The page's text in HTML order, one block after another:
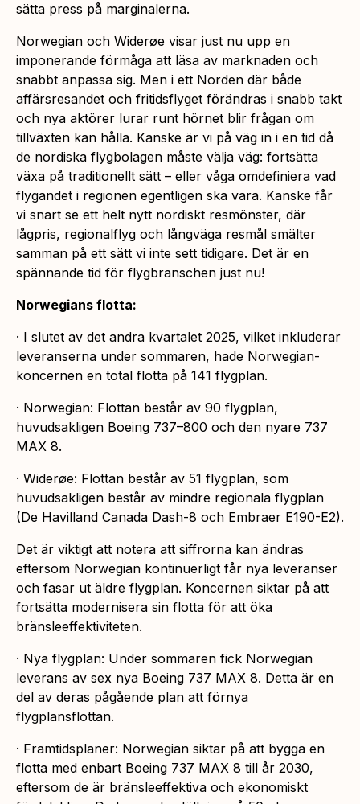
sätta press på marginalerna.
Norwegian och Widerøe visar just nu upp en
imponerande förmåga att läsa av marknaden och
snabbt anpassa sig. Men i ett Norden där både
affärsresandet och fritidsflyget förändras i snabb takt
och nya aktörer lurar runt hörnet blir frågan om
tillväxten kan hålla. Kanske är vi på väg in i en tid då
de nordiska flygbolagen måste välja väg: fortsätta
växa på traditionellt sätt – eller våga omdefiniera vad
flygandet i regionen egentligen ska vara. Kanske får
vi snart se ett helt nytt nordiskt resmönster, där
lågpris, regionalflyg och långväga resmål smälter
samman på ett sätt vi inte sett tidigare. Det är en
spännande tid för flygbranschen just nu!
Norwegians flotta:
· I slutet av det andra kvartalet 2025, vilket inkluderar
leveranserna under sommaren, hade Norwegian-
koncernen en total flotta på 141 flygplan.
· Norwegian: Flottan består av 90 flygplan,
huvudsakligen Boeing 737–800 och den nyare 737
MAX 8.
· Widerøe: Flottan består av 51 flygplan, som
huvudsakligen består av mindre regionala flygplan
(De Havilland Canada Dash-8 och Embraer E190-E2).
Det är viktigt att notera att siffrorna kan ändras
eftersom Norwegian kontinuerligt får nya leveranser
och fasar ut äldre flygplan. Koncernen siktar på att
fortsätta modernisera sin flotta för att öka
bränsleeffektiviteten.
· Nya flygplan: Under sommaren fick Norwegian
leverans av sex nya Boeing 737 MAX 8. Detta är en
del av deras pågående plan att förnya
flygplansflottan.
· Framtidsplaner: Norwegian siktar på att bygga en
flotta med enbart Boeing 737 MAX 8 till år 2030,
eftersom de är bränsleeffektiva och ekonomiskt